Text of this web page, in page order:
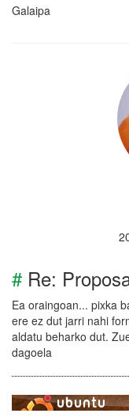
Galaipa
# Re:
Ea oraingoan... pixka
ere ez dut jarri nahi
aldatu beharko dut.
dagoela